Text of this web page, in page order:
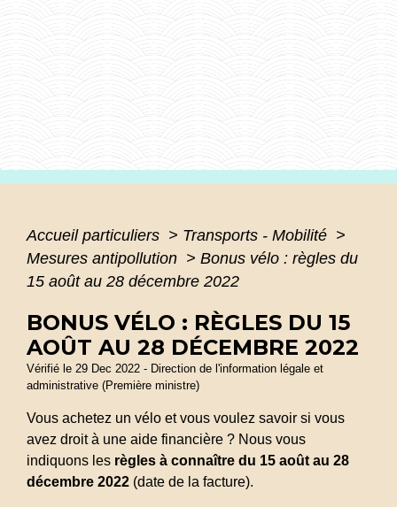
Accueil particuliers > Transports - Mobilité >
Mesures antipollution > Bonus vélo : règles du
15 août au 28 décembre 2022
BONUS VÉLO : RÈGLES DU 15
AOÛT AU 28 DÉCEMBRE 2022
Vérifié le 29 Dec 2022 - Direction de l'information légale et
administrative (Première ministre)
Vous achetez un vélo et vous voulez savoir si vous
avez droit à une aide financière ? Nous vous
indiquons les règles à connaître du 15 août au 28
décembre 2022 (date de la facture).